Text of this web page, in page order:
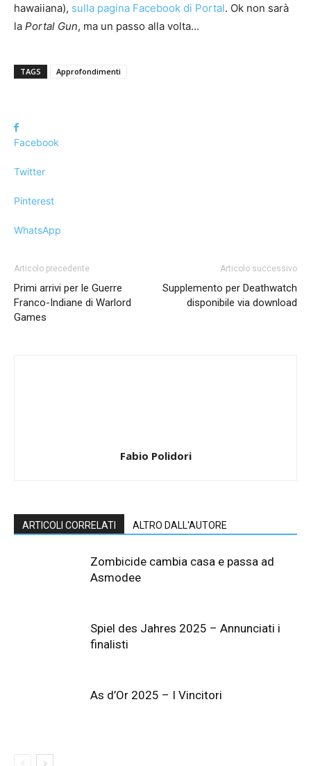
hawaiiana), sulla pagina Facebook di Portal. Ok non sarà
la Portal Gun, ma un passo alla volta…
TAGS Approfondimenti
Facebook
Twitter
Pinterest
WhatsApp
Articolo precedente
Primi arrivi per le Guerre
Franco-Indiane di Warlord
Games
Articolo successivo
Supplemento per Deathwatch
disponibile via download
Fabio Polidori
ARTICOLI CORRELATI ALTRO DALL'AUTORE
Zombicide cambia casa e passa ad
Asmodee
Spiel des Jahres 2025 – Annunciati i
finalisti
As d’Or 2025 – I Vincitori